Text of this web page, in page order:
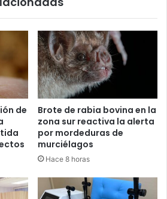
de
Brote de rabia bovina en la
zona sur reactiva la alerta
por mordeduras de
murciélagos
Hace 8 horas